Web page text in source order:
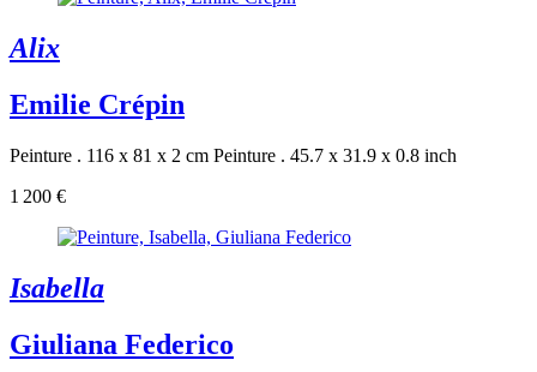
Alix
Emilie Crépin
Peinture . 116 x 81 x 2 cm Peinture . 45.7 x 31.9 x 0.8 inch
1 200 €
Isabella
Giuliana Federico